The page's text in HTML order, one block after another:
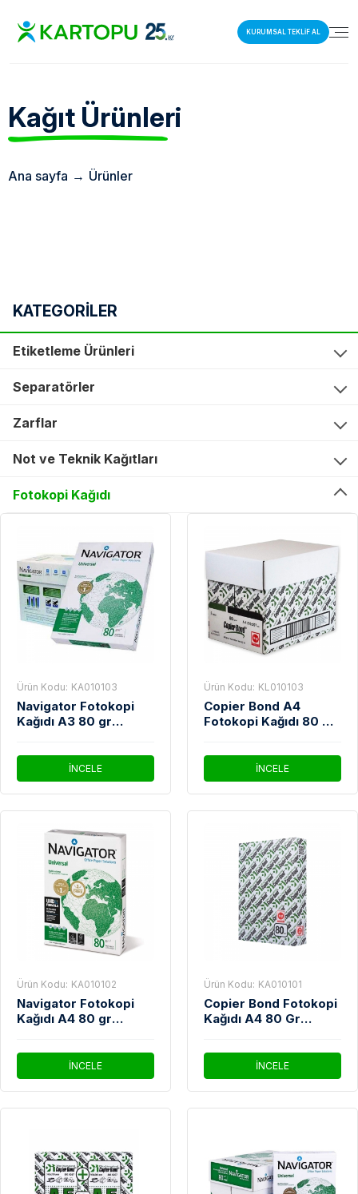
KURUMSAL TEKLİF AL
Kağıt Ürünleri
Ana sayfa → Ürünler
KATEGORİLER
Etiketleme Ürünleri
Separatörler
Zarflar
Not ve Teknik Kağıtları
Fotokopi Kağıdı
Ürün Kodu: KA010103
Navigator Fotokopi
Kağıdı A3 80 gr
İNCELE
Ürün Kodu: KL010103
Copier Bond A4
Fotokopi Kağıdı 80 Gr
Sayfa)
İNCELE
Ürün Kodu: KA010102
Navigator Fotokopi
Kağıdı A4 80 gr
İNCELE
Ürün Kodu: KA010101
Copier Bond Fotokopi
Kağıdı A4 80 Gr
İNCELE